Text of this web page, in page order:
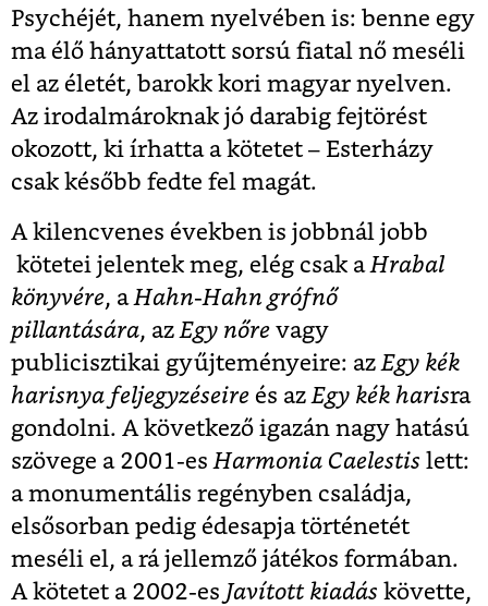
Psychéjét, hanem nyelvében is: benne egy
ma élő hányattatott sorsú fiatal nő meséli
el az életét, barokk kori magyar nyelven.
Az irodalmároknak jó darabig fejtörést
okozott, ki írhatta a kötetet – Esterházy
csak később fedte fel magát.
A kilencvenes években is jobbnál jobb
kötetei jelentek meg, elég csak aHrabal
könyvére, aHahn-Hahn grófnő
pillantására, azEgy nőre vagy
publicisztikai gyűjteményeire: azEgy kék
harisnya feljegyzéseire és azEgy kék harisra
gondolni. A következő igazán nagy hatású
szövege a 2001-esHarmonia Caelestis lett:
a monumentális regényben családja,
elsősorban pedig édesapja történetét
meséli el, a rá jellemző játékos formában.
A kötetet a 2002-es Javított kiadás követte,